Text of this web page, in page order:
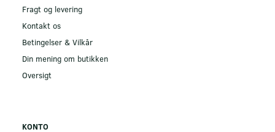
Fragt og levering
Kontakt os
Betingelser & Vilkår
Din mening om butikken
Oversigt
KONTO